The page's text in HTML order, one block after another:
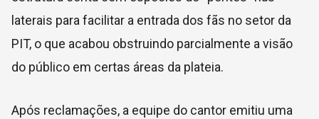
laterais para facilitar a entrada dos fãs no setor da
PIT, o que acabou obstruindo parcialmente a visão
do público em certas áreas da plateia.
Após reclamações, a equipe do cantor emitiu uma